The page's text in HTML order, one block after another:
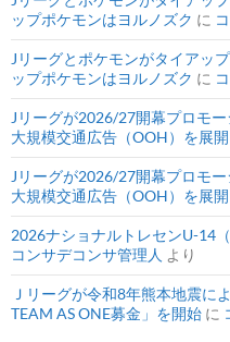
ップポケモンはヨルノズク に
Jリーグとポケモンがタイアッ
ップポケモンはヨルノズク に
Jリーグが2026/27開幕プロモ
大規模交通広告（OOH）を展開
Jリーグが2026/27開幕プロモ
大規模交通広告（OOH）を展開
2026ナショナルトレセンU-14
コンサデコンサ管理人 より
Ｊリーグが令和8年熊本地震に
TEAM AS ONE募金」を開始 に